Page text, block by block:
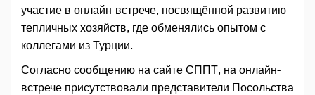
участие в онлайн-встрече, посвящённой развитию
тепличных хозяйств, где обменялись опытом с
коллегами из Турции.
Согласно сообщению на сайте СППТ, на онлайн-
встрече присутствовали представители Посольства